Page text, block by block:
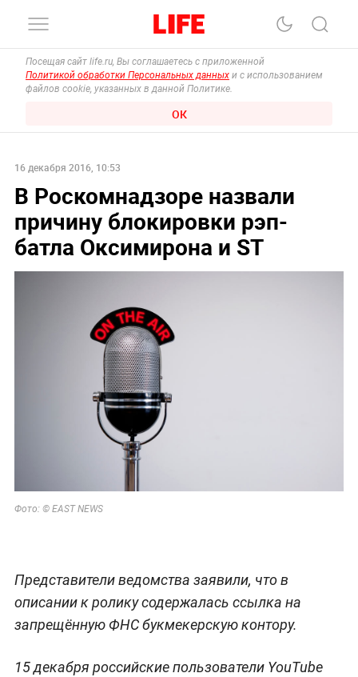
Посещая сайт life.ru, Вы соглашаетесь с приложенной
Политикой обработки Персональных данных и с использованием
файлов cookie, указанных в данной Политике.
ОК
16 декабря 2016, 10:53
В Роскомнадзоре назвали
причину блокировки рэп-
батла Оксимирона и ST
Фото: © EAST NEWS
Представители ведомства заявили, что в
описании к ролику содержалась ссылка на
запрещённую ФНС букмекерскую контору.
15 декабря российские пользователи YouTube